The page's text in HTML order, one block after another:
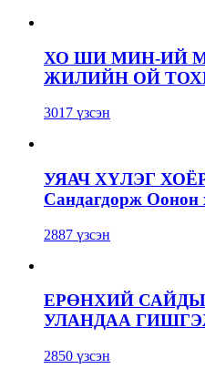
ХО ШИ МИН-ИЙ
ЖИЛИЙН ОЙ
3017 үзсэн
УЯАЧ ХҮЛЭГ ХОЁР:
Сандагдорж Оонон
2887 үзсэн
ЕРӨНХИЙ
УЛАНДАА
2850 үзсэн